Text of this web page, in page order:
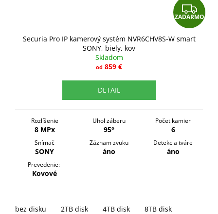
Z
A
ZADARMO
Securia Pro IP kamerový systém NVR6CHV8S-W smart
SONY, biely, kov
Skladom
od 859 €
DETAIL
Rozlíšenie
8 MPx
Uhol záberu
95°
Počet kamier
6
Snímač
SONY
Záznam zvuku
áno
Detekcia tváre
áno
Prevedenie:
Kovové
bez disku 2TB disk 4TB disk 8TB disk